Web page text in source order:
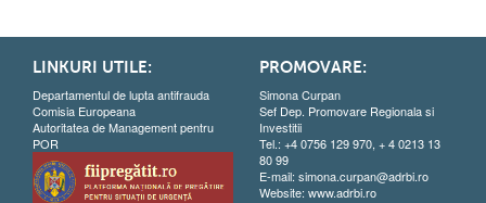
LINKURI UTILE:
Departamentul de lupta antifrauda
Comisia Europeana
Autoritatea de Management pentru
POR
PROMOVARE:
Simona Curpan
Sef Dep. Promovare Regionala si
Investitii
Tel.: +4 0756 129 970, + 4 0213 13
80 99
E-mail: simona.curpan@adrbi.ro
Website: www.adrbi.ro